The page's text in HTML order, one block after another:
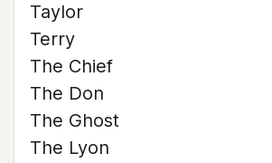
Taylor
Terry
The Chief
The Don
The Ghost
The Lyon